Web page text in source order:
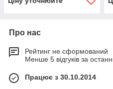
Про нас
Рейтинг не сформований
Менше 5 відгуків за
Працює з 30.10.2014